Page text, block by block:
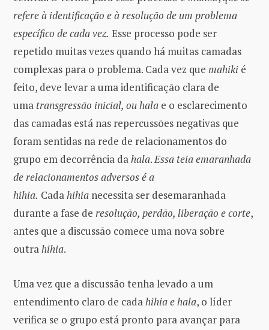
refere à identificação e à resolução de um problema
específico de cada vez. Esse processo pode ser
repetido muitas vezes quando há muitas camadas
complexas para o problema. Cada vez que mahiki é
feito, deve levar a uma identificação clara de
uma transgressão inicial, ou hala e o esclarecimento
das camadas está nas repercussões negativas que
foram sentidas na rede de relacionamentos do
grupo em decorrência dahala.Essa teia emaranhada
de relacionamentos adversos é a
hihia. Cadahihia necessita ser desemaranhada
durante a fase de resolução, perdão, liberação e corte,
antes que a discussão comece uma nova sobre
outrahihia.
Uma vez que a discussão tenha levado a um
entendimento claro de cadahihia e hala, o líder
verifica se o grupo está pronto para avançar para